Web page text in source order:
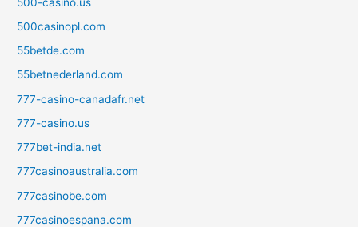
500casinopl.com
55betde.com
55betnederland.com
777-casino-canadafr.net
777-casino.us
777bet-india.net
777casinoaustralia.com
777casinobe.com
777casinoespana.com